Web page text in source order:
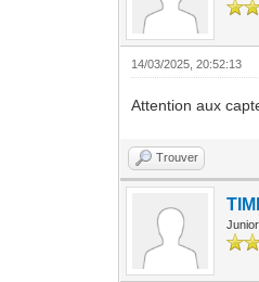
14/03/2025, 20:52:13
Attention aux
Trouver